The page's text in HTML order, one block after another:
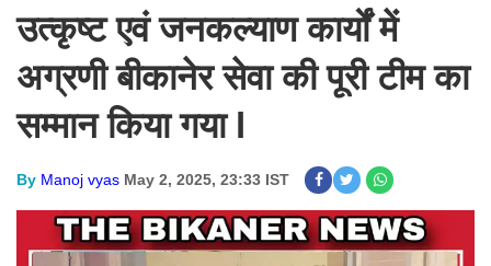
उत्कृष्ट एवं जनकल्याण कार्यों में
अग्रणी बीकानेर सेवा की पूरी टीम का
सम्मान किया गया l
By Manoj vyas May 2, 2025, 23:33 IST